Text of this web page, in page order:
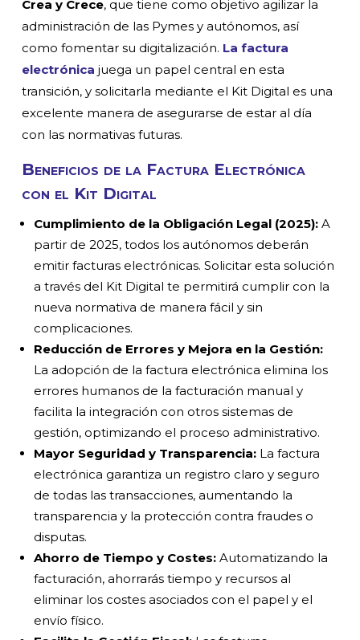
Crea y Crece, que tiene como objetivo agilizar la
administración de las Pymes y autónomos, así
como fomentar su digitalización. La factura
electrónica juega un papel central en esta
transición, y solicitarla mediante el Kit Digital es una
excelente manera de asegurarse de estar al día
con las normativas futuras.
Beneficios de la Factura Electrónica
con el Kit Digital
Cumplimiento de la Obligación Legal (2025): A
partir de 2025, todos los autónomos deberán
emitir facturas electrónicas. Solicitar esta solución
a través del Kit Digital te permitirá cumplir con la
nueva normativa de manera fácil y sin
complicaciones.
Reducción de Errores y Mejora en la Gestión:
La adopción de la factura electrónica elimina los
errores humanos de la facturación manual y
facilita la integración con otros sistemas de
gestión, optimizando el proceso administrativo.
Mayor Seguridad y Transparencia: La factura
electrónica garantiza un registro claro y seguro
de todas las transacciones, aumentando la
transparencia y la protección contra fraudes o
disputas.
Ahorro de Tiempo y Costes: Automatizando la
facturación, ahorrarás tiempo y recursos al
eliminar los costes asociados con el papel y el
envío físico.